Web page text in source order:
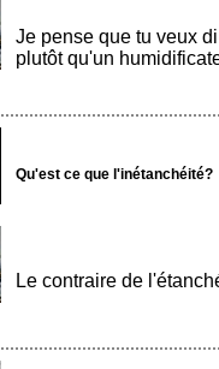
Je pense que tu veux
plutôt qu'un
Qu'est ce que l'inétanchéité?
Le contraire de